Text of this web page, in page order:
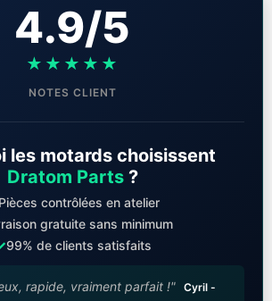
4.9/5
★★★★★
NOTES CLIENT
les motards choisissent
Dratom Parts?
Pièces contrôlées en atelier
gratuite sans minimum
99% de clients satisfaits
rapide, vraiment parfait !" Cyril -